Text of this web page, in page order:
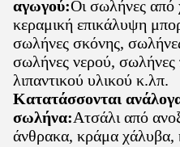
αγωγού:Οι σωλήνες από
κεραμική επικάλυψη
σωλήνες σκόνης,
σωλήνες νερού, σωλήνες
λιπαντικού υλικού κ.λπ.
Κατατάσσονται
σωλήνα:Ατσάλι από
άνθρακα, κράμα χάλυβα,